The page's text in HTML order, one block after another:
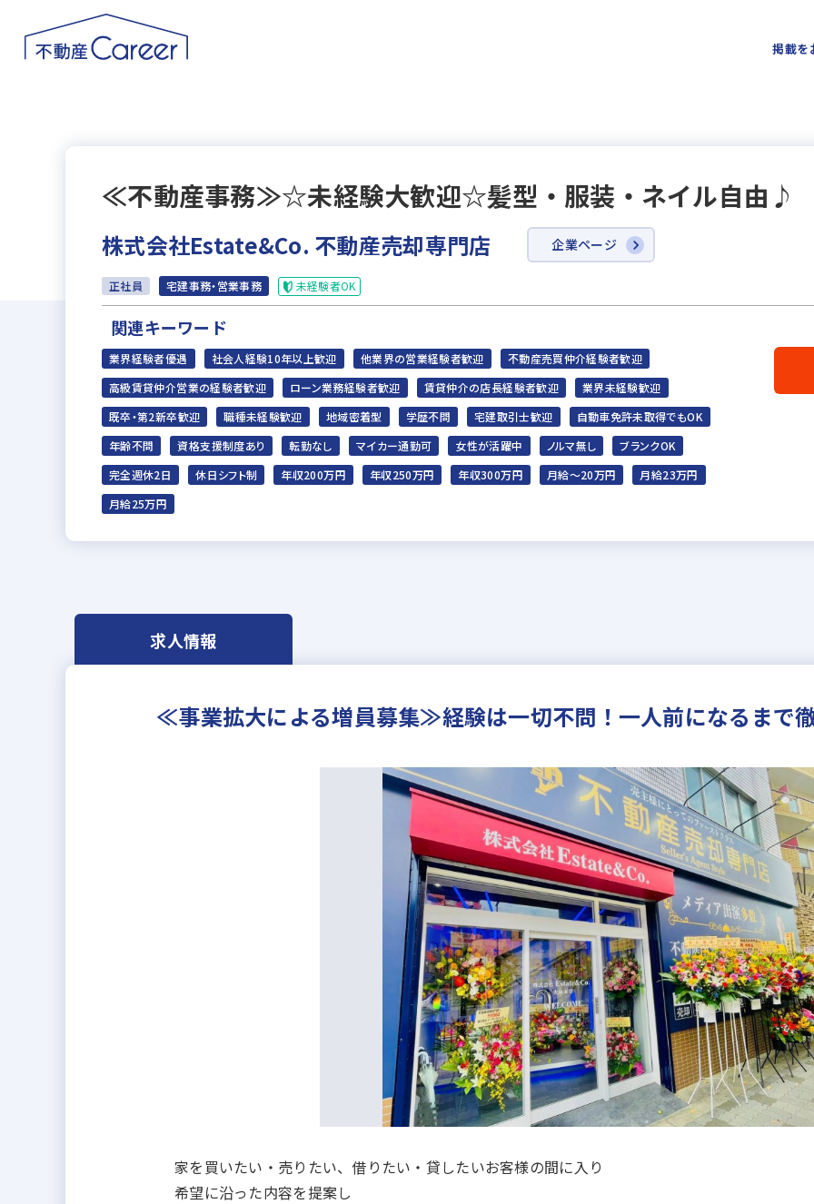
掲載を
≪不動産事務≫☆未経験大歓迎☆髪型・服装・ネイル自由♪
株式会社Estate&Co. 不動産売却専門店 企業ページ
正社員 宅建事務・営業事務 未経験者OK
関連キーワード
業界経験者優遇 社会人経験10年以上歓迎 他業界の営業経験者歓迎
不動産売買仲介経験者歓迎
高級賃貸仲介営業の経験者歓迎
ローン業務経験者歓迎 賃貸仲介の店長経験者歓迎
業界未経験歓迎
既卒・第2新卒歓迎
職種未経験歓迎 地域密着型 学歴不問 宅建取引士歓迎
自動車免許未取得でもOK
年齢不問
資格支援制度あり 転勤なし マイカー通勤可 女性が活躍中 ノルマ無し
ブランクOK
完全週休2日
休日シフト制 年収200万円 年収250万円 年収300万円 月給～20万円
月給23万円
月給25万円
求人情報
≪事業拡大による増員募集≫経験は一切不問！一人前になるまで
家を買いたい・売りたい、借りたい・貸したいお客様の間に入り
希望に沿った内容を提案し